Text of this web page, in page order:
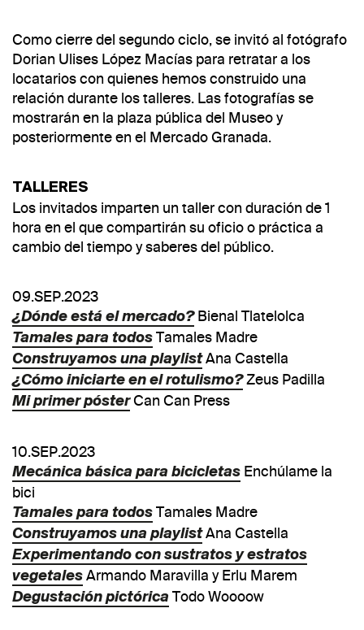
Como cierre del segundo ciclo, se invitó al fotógrafo
Dorian Ulises López Macías para retratar a los
locatarios con quienes hemos construido una
relación durante los talleres. Las fotografías se
mostrarán en la plaza pública del Museo y
posteriormente en el Mercado Granada.
TALLERES
Los invitados imparten un taller con duración de 1
hora en el que compartirán su oficio o práctica a
cambio del tiempo y saberes del público.
09.SEP.2023
¿Dónde está el mercado?Bienal Tlatelolca
Tamales para todos Tamales Madre
Construyamos una playlistAna Castella
¿Cómo iniciarte en el rotulismo?Zeus Padilla
Mi primer pósterCan Can Press
10.SEP.2023
Mecánica básica para bicicletas Enchúlame la
bici
Tamales para todos Tamales Madre
Construyamos una playlistAna Castella
Experimentando con sustratos y estratos
vegetales Armando Maravilla y Erlu Marem
Degustación pictórica Todo Woooow